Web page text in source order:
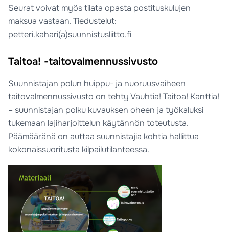
Seurat voivat myös tilata opasta postituskulujen
maksua vastaan. Tiedustelut:
petteri.kahari(a)suunnistusliitto.fi
Taitoa! -taitovalmennussivusto
Suunnistajan polun huippu- ja nuoruusvaiheen
taitovalmennussivusto on tehty Vauhtia! Taitoa! Kanttia!
– suunnistajan polku kuvauksen oheen ja työkaluksi
tukemaan lajiharjoittelun käytännön toteutusta.
Päämääränä on auttaa suunnistajia kohtia hallittua
kokonaissuoritusta kilpailutilanteessa.